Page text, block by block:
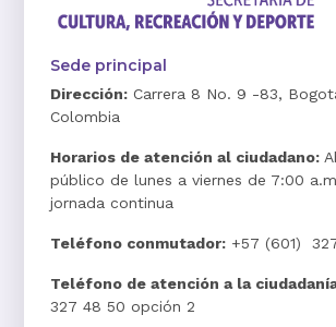
Sede principal
Dirección: Carrera 8 No. 9 -83,
Colombia
Horarios de atención al ciudadano:
público de lunes a viernes de 7:00
jornada continua
Teléfono conmutador: +57 (601)
Teléfono de atención a la
327 48 50 opción 2